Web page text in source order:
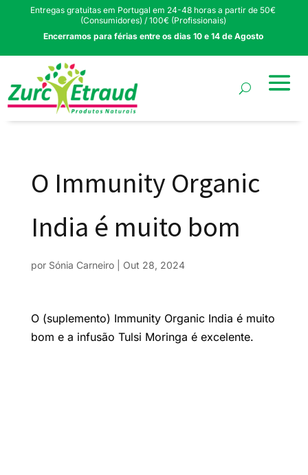
Entregas gratuitas em Portugal em 24-48 horas a partir de 50€
(Consumidores) / 100€ (Profissionais)
Encerramos para férias entre os dias 10 e 14 de Agosto
O Immunity Organic
India é muito bom
por Sónia Carneiro| Out 28, 2024
O (suplemento) Immunity Organic India é muito
bom e a infusão Tulsi Moringa é excelente.